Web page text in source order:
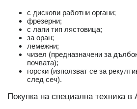
с дискови работни органи;
фрезерни;
с лапи тип лястовица;
за оран;
лемежни;
чизел (предназначени за
почвата);
горски (използват се за
след сеч).
Покупка на специална техника в